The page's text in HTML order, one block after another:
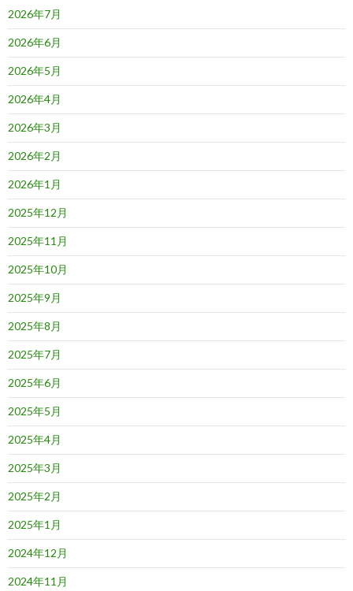
2026年7月
2026年6月
2026年5月
2026年4月
2026年3月
2026年2月
2026年1月
2025年12月
2025年11月
2025年10月
2025年9月
2025年8月
2025年7月
2025年6月
2025年5月
2025年4月
2025年3月
2025年2月
2025年1月
2024年12月
2024年11月